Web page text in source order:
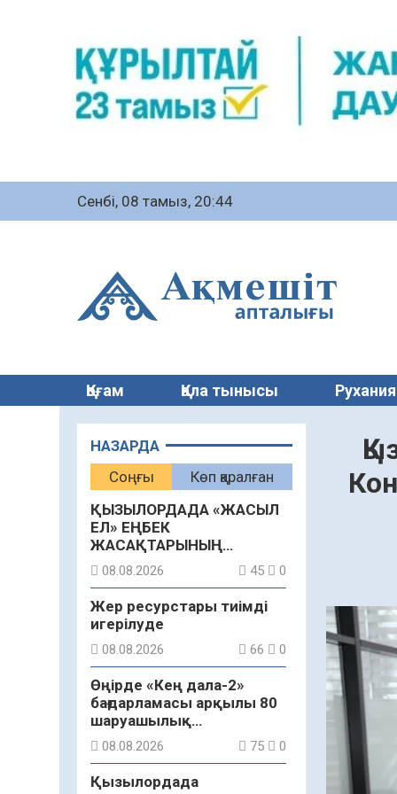
Сенбі, 08 тамыз, 20:44
Қоғам Қала тынысы
НАЗАРДА
Соңғы
Көп қаралған
ҚЫЗЫЛОРДАДА «ЖАСЫЛ
ЕЛ» ЕҢБЕК
ЖАСАҚТАРЫНЫҢ
ҚАТЫСУЫМЕН
ЭКОЛОГИЯЛЫҚ СЕНБІЛІК
ӨТТІ
08.08.2026 45 0
Жер ресурстары тиімді
игерілуде
08.08.2026 66 0
Өңірде «Кең дала-2»
бағдарламасы арқылы 80
шаруашылық
қаржыландырылды
08.08.2026 75 0
Қызылордада